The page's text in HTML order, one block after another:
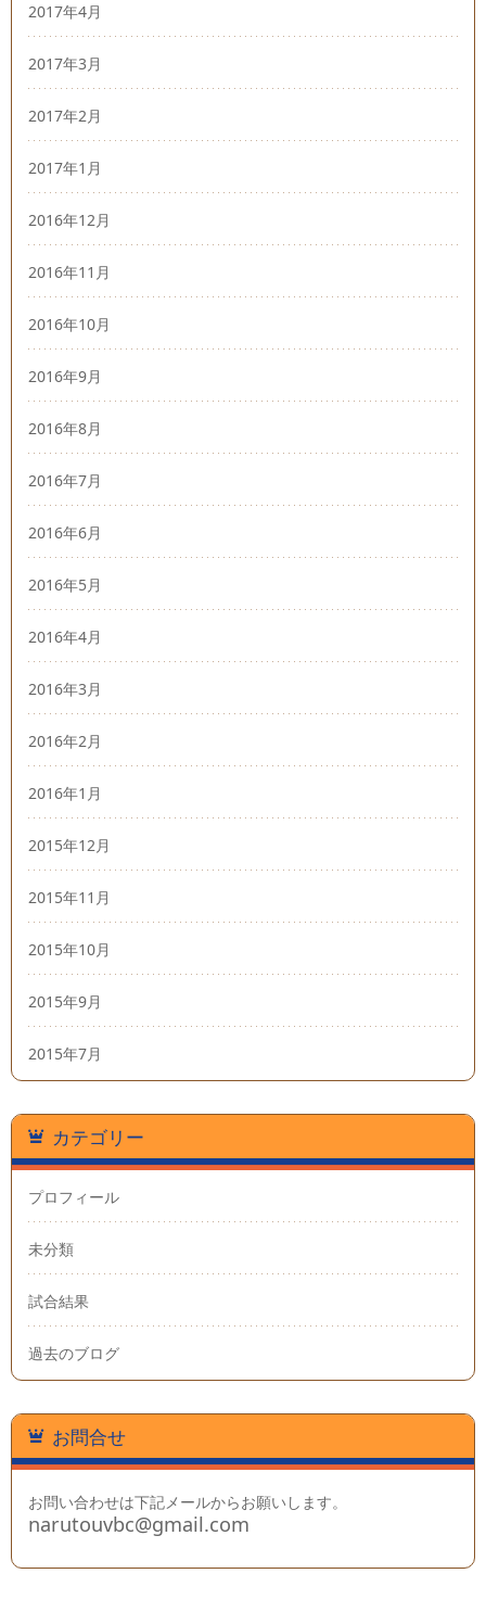
2017年4月
2017年3月
2017年2月
2017年1月
2016年12月
2016年11月
2016年10月
2016年9月
2016年8月
2016年7月
2016年6月
2016年5月
2016年4月
2016年3月
2016年2月
2016年1月
2015年12月
2015年11月
2015年10月
2015年9月
2015年7月
カテゴリー
プロフィール
未分類
試合結果
過去のブログ
お問合せ
お問い合わせは下記メールからお願いします。
narutouvbc@gmail.com